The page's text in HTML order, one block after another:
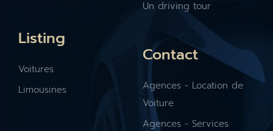
Un driving tour
Listing
Voitures
Limousines
Contact
Agences - Location de
Voiture
Agences - Services